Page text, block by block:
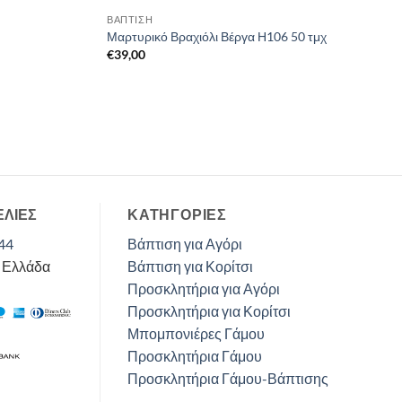
ΒΑΠΤΙΣΗ
Μαρτυρικό Βραχιόλι Βέργα Η106 50 τμχ
€39,00
ΚΑΤΗΓΟΡΊΕΣ
Βάπτιση για Αγόρι
Βάπτιση για Κορίτσι
Προσκλητήρια για Αγόρι
Προσκλητήρια για Κορίτσι
Μπομπονιέρες Γάμου
Προσκλητήρια Γάμου
Προσκλητήρια Γάμου-Βάπτισης